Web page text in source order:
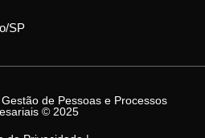
SP
de Pessoas e Processos
© 2025